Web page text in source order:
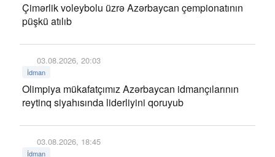
Çimərlik voleybolu üzrə Azərbaycan çempionatının
püşkü atılıb
03.08.2026, 20:03
İdman
Olimpiya mükafatçımız Azərbaycan idmançılarının
reytinq siyahısında liderliyini qoruyub
03.08.2026, 18:45
İdman